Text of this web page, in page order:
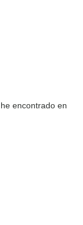
encontrado en